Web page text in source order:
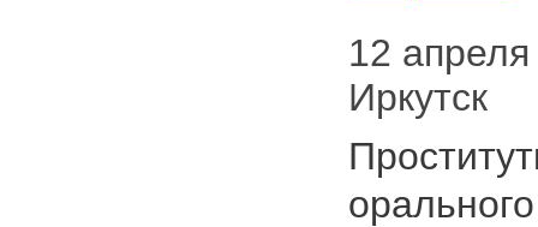
12
Иркутск